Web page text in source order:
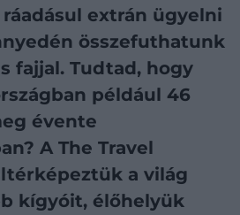
extrán ügyelni
összefuthatunk
fajjal. Tudtad, hogy
például 46
évente
A The Travel
a világ
kígyóit, élőhelyük